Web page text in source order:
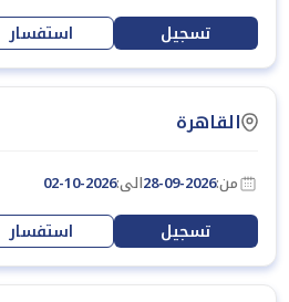
تسجيل استفسار
القاهرة
من:28-09-2026الى:02-10-2026
تسجيل استفسار